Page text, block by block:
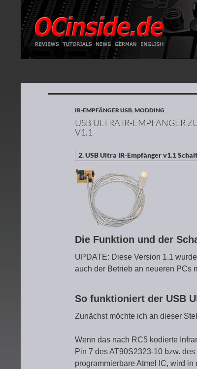
IR-EMPFÄNGER USB,MODDING
USB ULTRA IR-EMPFÄNGER
V1.1
Die Funktion und der
UPDATE: Diese Version 1.1
auch der Betrieb an neueren PCs
So funktioniert der USB
Zunächst möchte ich an dieser
Wenn das nach RC5 kodierte
Pin 7 des AT90S2323-10 bzw.
programmierbare Atmel IC, wird